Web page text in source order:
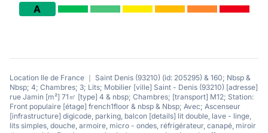
A
Location Ile de France ｜ Saint Denis (93210) (id: 205295) & 160; Nbsp &
Nbsp; 4; Chambres; 3; Lits; Mobilier [ville] Saint - Denis (93210) [adresse]
rue Jamin [m²] 71㎡ [type] 4 & nbsp; Chambres; [transport] M12; Station:
Front populaire [étage] french1floor & nbsp & Nbsp; Avec; Ascenseur
[infrastructure] digicode, parking, balcon [details] lit double, lave - linge,
lits simples, douche, armoire, micro - ondes, réfrigérateur, canapé, miroir